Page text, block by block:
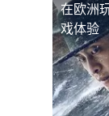
在欧洲
戏体验